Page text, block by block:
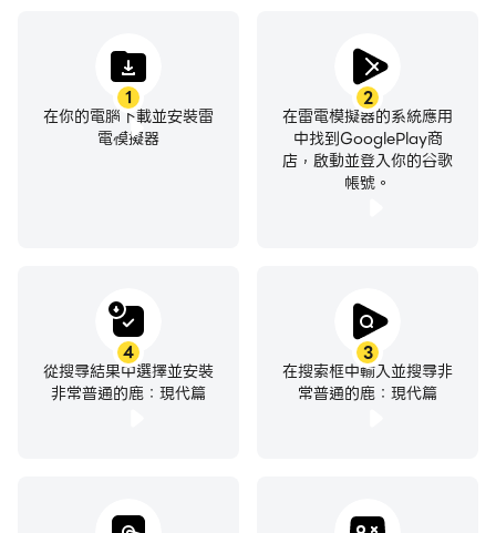
1
在你的電腦下載並安裝雷
電模擬器
2
在雷電模擬器的系統應用
中找到GooglePlay商
店，啟動並登入你的谷歌
帳號。
3
在搜索框中輸入並搜尋非
常普通的鹿：現代篇
4
從搜尋結果中選擇並安裝
非常普通的鹿：現代篇